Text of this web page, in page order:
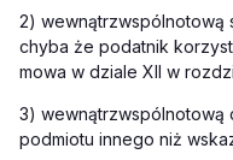
2) wewnątrzwspólnotową
chyba że podatnik
mowa w dziale XII w
3) wewnątrzwspólnotową
podmiotu innego niż